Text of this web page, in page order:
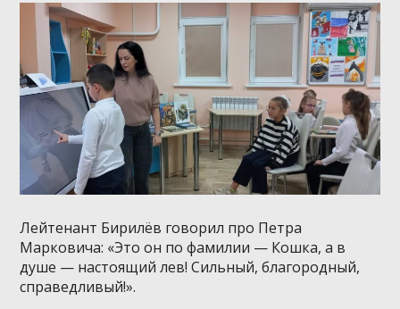
Лейтенант Бирилёв говорил про Петра
Марковича: «Это он по фамилии — Кошка, а в
душе — настоящий лев! Сильный, благородный,
справедливый!».